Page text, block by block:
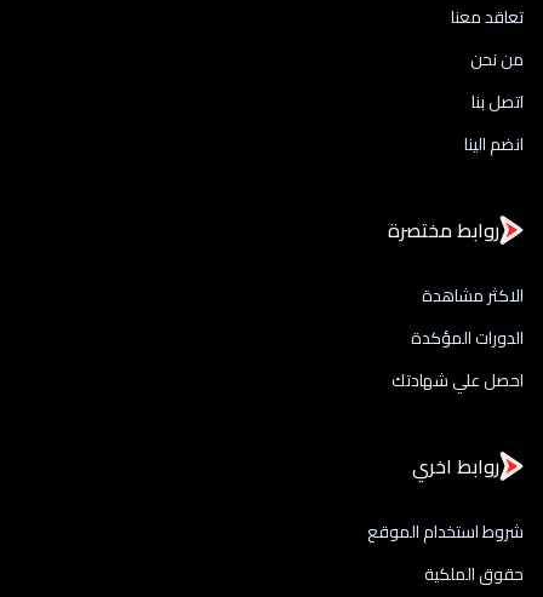
تعاقد معنا
من نحن
اتصل بنا
انضم الينا
روابط مختصرة
الاكثر مشاهدة
الدورات المؤكدة
احصل علي شهادتك
روابط اخري
شروط استخدام الموقع
حقوق الملكية